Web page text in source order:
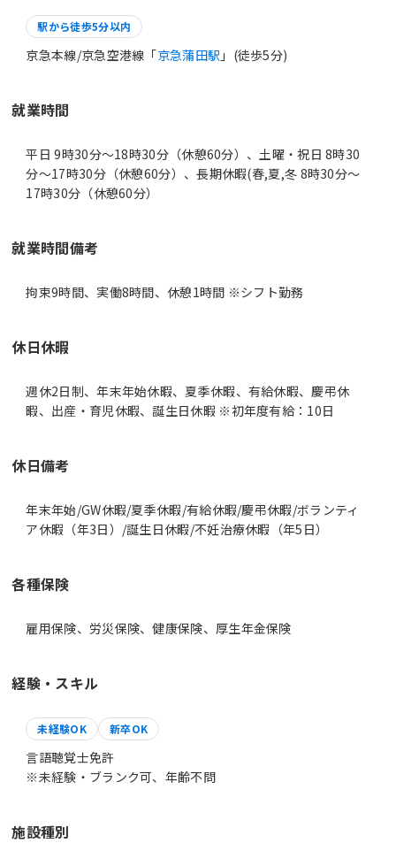
駅から徒歩5分以内
京急本線/京急空港線「京急蒲田駅 」(徒歩5分)
就業時間
平日 9時30分〜18時30分（休憩60分）、土曜・祝日 8時30
分〜17時30分（休憩60分）、長期休暇(春,夏,冬 8時30分〜
17時30分（休憩60分）
就業時間備考
休日休暇
週休2日制、年末年始休暇、夏季休暇、有給休暇、慶弔休
暇、出産・育児休暇、誕生日休暇 ※初年度有給：10日
休日備考
年末年始/GW休暇/夏季休暇/有給休暇/慶弔休暇/ボランティ
ア休暇（年3日）/誕生日休暇/不妊治療休暇（年5日）
各種保険
雇用保険、労災保険、健康保険、厚生年金保険
経験・スキル
未経験OK 新卒OK
言語聴覚士免許
※未経験・ブランク可、年齢不問
施設種別